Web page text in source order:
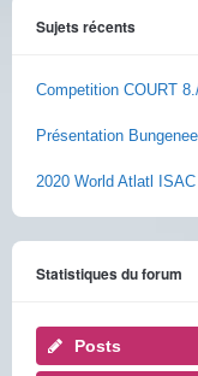
Sujets récents
Competition COURT
Présentation
2020 World Atlatl
Statistiques du forum
Posts